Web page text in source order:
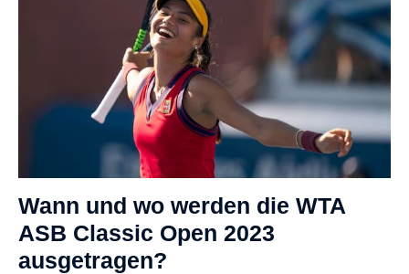
Wann und wo werden die WTA
ASB Classic Open 2023
ausgetragen?